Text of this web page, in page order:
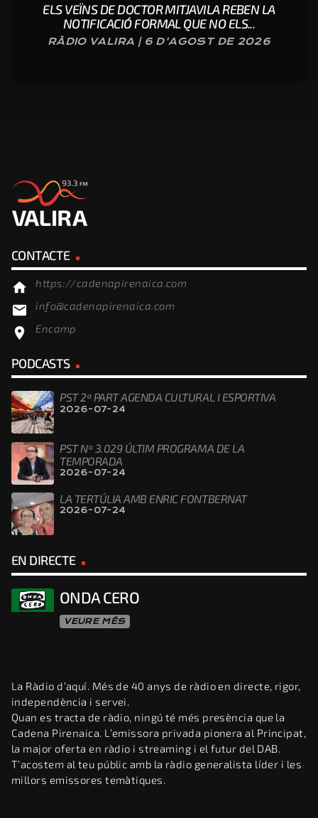
ELS VEÏNS DE DOCTOR MITJAVILA REBEN LA
NOTIFICACIÓ FORMAL QUE NO ELS...
RÀDIO VALIRA | 6 D'AGOST DE 2026
CONTACTE
home https://cadenapirenaica.com
email info@cadenapirenaica.com
location_on Encamp
PODCASTS
PST 2ª PART AGENDA CULTURAL I ESPORTIVA
2026-07-24
PST Nº 3.029 ÚLTIM PROGRAMA DE LA
TEMPORADA
2026-07-24
LA TERTÚLIA AMB ENRIC FONTBERNAT
2026-07-24
EN DIRECTE
ONDA CERO
VEURE MÉS
La Ràdio d’aquí. Més de 40 anys de ràdio en directe, rigor,
independència i servei.
Quan es tracta de ràdio, ningú té més presència que la
Cadena Pirenaica. L’emissora privada pionera al Principat,
la major oferta en ràdio i streaming i el futur del DAB.
T’acostem al teu públic amb la ràdio generalista líder i les
millors emissores temàtiques.